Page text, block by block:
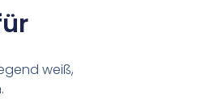
weiß,